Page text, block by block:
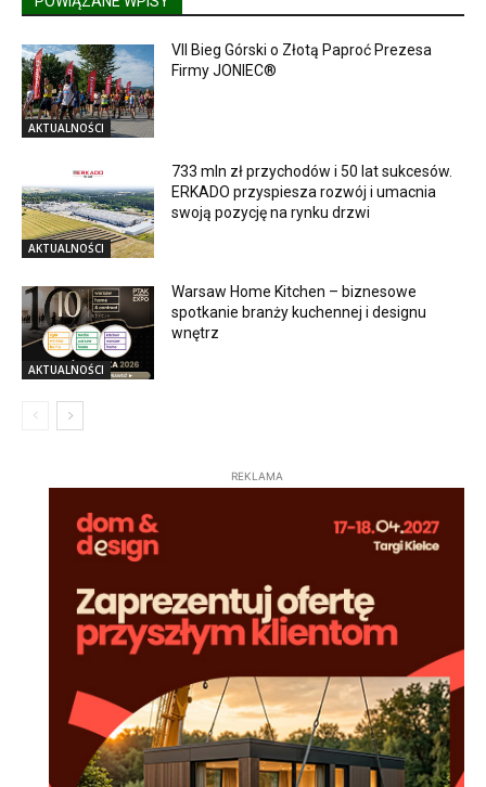
AKTUALNOŚCI
VII Bieg Górski o Złotą Paproć Prezesa
Firmy JONIEC®
AKTUALNOŚCI
733 mln zł przychodów i 50 lat sukcesów.
ERKADO przyspiesza rozwój i umacnia
swoją pozycję na rynku drzwi
AKTUALNOŚCI
Warsaw Home Kitchen – biznesowe
spotkanie branży kuchennej i designu
wnętrz
REKLAMA